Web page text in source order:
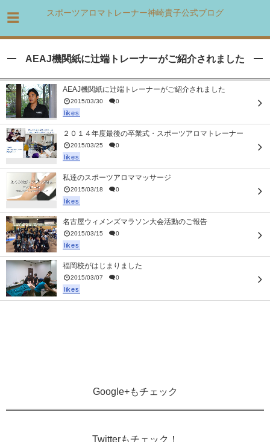
スポーツアロマトレーナー神崎貴子公式ブログ
AEAJ機関紙に辻端トレーナーがご紹介されました
AEAJ機関紙に辻端トレーナーがご紹介されました
2015/03/30 0
likes
２０１４年度最後の卒業式・スポーツアロマトレーナー
2015/03/25 0
likes
私達のスポーツアロママッサージ
2015/03/18 0
likes
名古屋ウィメンズマラソン大会活動のご報告
2015/03/15 0
likes
福岡校がはじまりました
2015/03/07 0
likes
Google+もチェック
Twitterもチェック！